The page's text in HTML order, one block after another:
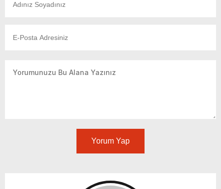
Yorum Yap